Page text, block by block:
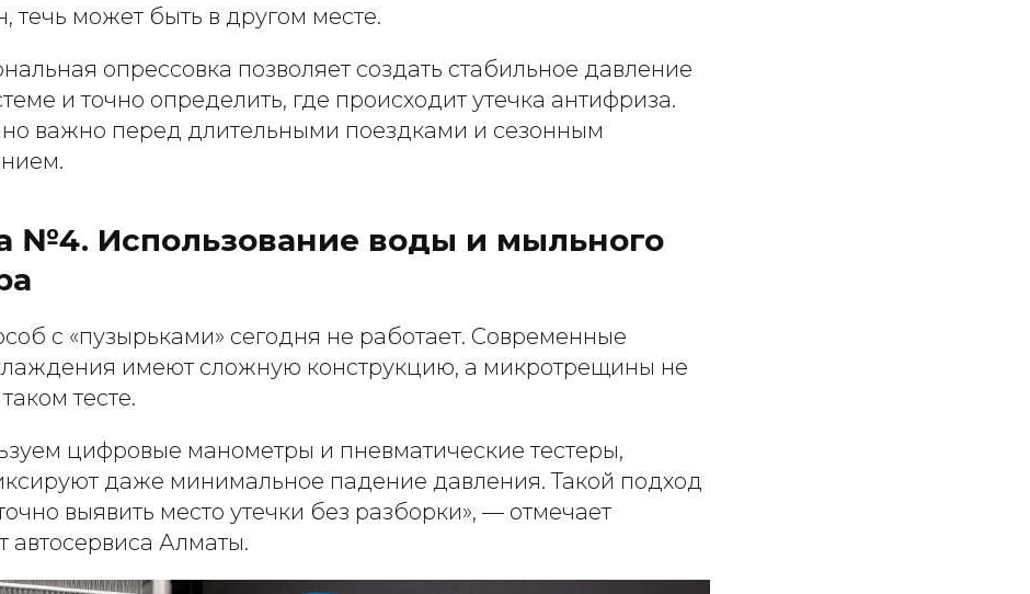
течь может быть в другом месте.
опрессовка позволяет создать стабильное давление
и точно определить, где происходит утечка антифриза.
важно перед длительными поездками и сезонным
№4. Использование воды и мыльного
с «пузырьками» сегодня не работает. Современные
имеют сложную конструкцию, а микротрещины не
тесте.
цифровые манометры и пневматические тестеры,
даже минимальное падение давления. Такой подход
выявить место утечки без разборки», — отмечает
автосервиса Алматы.